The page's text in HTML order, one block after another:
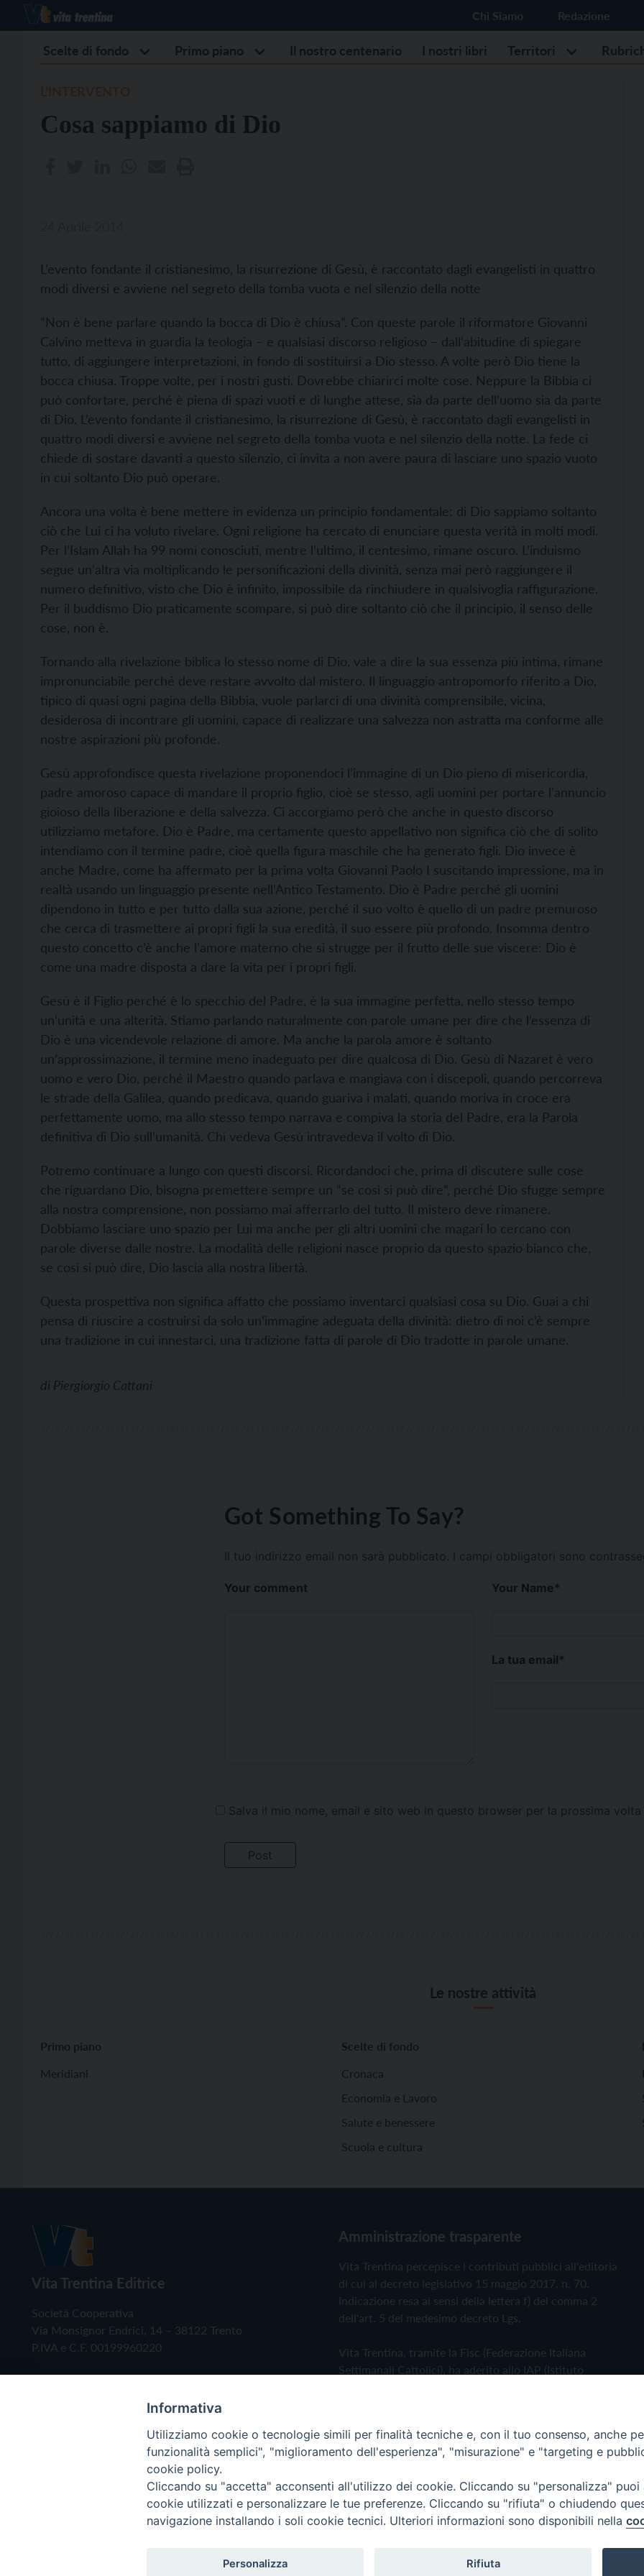
Chi Siamo Redazione
Scelte di fondo Primo piano Il nostro centenario I nostri libri Territori
Cosa sappiamo di Dio
L’evento fondante il cristianesimo, la risurrezione di Gesù, è raccontato dagli evangelisti in quattro
modi diversi e avviene nel segreto della tomba vuota e nel silenzio della notte
“Non è bene parlare quando la bocca di Dio è chiusa”. Con queste parole il riformatore Giovanni
Calvino metteva in guardia la teologia – e qualsiasi discorso religioso – dall’abitudine di spiegare
tutto, di aggiungere interpretazioni, in fondo di sostituirsi a Dio stesso. A volte però Dio tiene la
bocca chiusa. Troppe volte, per i nostri gusti. Dovrebbe chiarirci molte cose. Neppure la Bibbia ci
può confortare, perché è piena di spazi vuoti e di lunghe attese, sia da parte dell’uomo sia da parte
di Dio. L’evento fondante il cristianesimo, la risurrezione di Gesù, è raccontato dagli evangelisti in
quattro modi diversi e avviene nel segreto della tomba vuota e nel silenzio della notte. La fede ci
chiede di sostare davanti a questo silenzio, ci invita a non avere paura di lasciare uno spazio vuoto
in cui soltanto Dio può operare.
Ancora una volta è bene mettere in evidenza un principio fondamentale: di Dio sappiamo soltanto
ciò che Lui ci ha voluto rivelare. Ogni religione ha cercato di enunciare questa verità in molti modi.
Per l’Islam Allah ha 99 nomi conosciuti, mentre l’ultimo, il centesimo, rimane oscuro. L’induismo
segue un’altra via moltiplicando le personificazioni della divinità, senza mai però raggiungere il
numero definitivo, visto che Dio è infinito, impossibile da rinchiudere in qualsivoglia raffigurazione.
Per il buddismo Dio praticamente scompare, si può dire soltanto ciò che il principio, il senso delle
cose, non è.
Tornando alla rivelazione biblica lo stesso nome di Dio, vale a dire la sua essenza più intima, rimane
impronunciabile perché deve restare avvolto dal mistero. Il linguaggio antropomorfo riferito a Dio,
tipico di quasi ogni pagina della Bibbia, vuole parlarci di una divinità comprensibile, vicina,
desiderosa di incontrare gli uomini, capace di realizzare una salvezza non astratta ma conforme alle
nostre aspirazioni più profonde.
Gesù approfondisce questa rivelazione proponendoci l’immagine di un Dio pieno di misericordia,
padre amoroso capace di mandare il proprio figlio, cioè se stesso, agli uomini per portare l’annuncio
gioioso della liberazione e della salvezza. Ci accorgiamo però che anche in questo discorso
utilizziamo metafore. Dio è Padre, ma certamente questo appellativo non significa ciò che di solito
intendiamo con il termine padre, cioè quella figura maschile che ha generato figli. Dio invece è
anche Madre, come ha affermato per la prima volta Giovanni Paolo I suscitando impressione, ma in
realtà usando un linguaggio presente nell’Antico Testamento. Dio è Padre perché gli uomini
dipendono in tutto e per tutto dalla sua azione, perché il suo volto è quello di un padre premuroso
che cerca di trasmettere ai propri figli la sua eredità, il suo essere più profondo. Insomma dentro
questo concetto c’è anche l’amore materno che si strugge per il frutto delle sue viscere: Dio è
come una madre disposta a dare la vita per i propri figli.
Gesù è il Figlio perché è lo specchio del Padre, è la sua immagine perfetta, nello stesso tempo
un’unità e una alterità. Stiamo parlando naturalmente con parole umane per dire che l’essenza di
Dio è una vicendevole relazione di amore. Ma anche la parola amore è soltanto
un’approssimazione, il termine meno inadeguato per dire qualcosa di Dio. Gesù di Nazaret è vero
uomo e vero Dio, perché il Maestro quando parlava e mangiava con i discepoli, quando percorreva
le strade della Galilea, quando predicava, quando guariva i malati, quando moriva in croce era
perfettamente uomo, ma allo stesso tempo narrava e compiva la storia del Padre, era la Parola
definitiva di Dio sull’umanità. Chi vedeva Gesù intravedeva il volto di Dio.
Potremo continuare a lungo con questi discorsi. Ricordandoci che, prima di discutere sulle cose
che riguardano Dio, bisogna premettere sempre un “se così si può dire”, perché Dio sfugge sempre
alla nostra comprensione, non possiamo mai afferrarlo del tutto. Il mistero deve rimanere.
Dobbiamo lasciare uno spazio per Lui ma anche per gli altri uomini che magari lo cercano con
parole diverse dalle nostre. La modalità delle religioni nasce proprio da questo spazio bianco che,
se così si può dire, Dio lascia alla nostra libertà.
Questa prospettiva non significa affatto che possiamo inventarci qualsiasi cosa su Dio. Guai a chi
pensa di riuscire a costruirsi da solo un’immagine adeguata della divinità: dietro di noi c’è sempre
una tradizione in cui innestarci, una tradizione fatta di parole di Dio tradotte in parole umane.
di Piergiorgio Cattani
Got Something To Say?
Il tuo indirizzo email non sarà pubblicato. I campi obbligatori sono
Your comment Your Name*
La tua email*
Salva il mio nome, email e sito web in questo browser per la prossima
Le nostre attività
Primo piano
Meridiani
Scelte di fondo
Cronaca
Economia e Lavoro
Salute e benessere
Scuola e cultura
Vita Trentina Editrice
Società Cooperativa
Via Monsignor Endrici, 14 – 38122 Trento
P.IVA e C.F. 00199960220
Amministrazione trasparente
Vita Trentina percepisce i contributi pubblici all'editoria
di cui al decreto legislativo 15 maggio 2017, n. 70.
Indicazione resa ai sensi della lettera f) del comma 2
dell'art. 5 del medesimo decreto Lgs.
Vita Trentina, tramite la Fisc (Federazione Italiana
Settimanali Cattolici), ha aderito allo IAP (Istituto
Privacy Policy Cookie Policy
Copyright © 2019 - Tutti i diritti riservati - Vita Trentina Editrice
Informativa
Utilizziamo cookie o tecnologie simili per finalità tecniche e, con il tuo consenso, anche
funzionalità semplici", "miglioramento dell'esperienza", "misurazione" e "targeting e
cookie policy.
Cliccando su "accetta" acconsenti all'utilizzo dei cookie. Cliccando su "personalizza"
cookie utilizzati e personalizzare le tue preferenze. Cliccando su "rifiuta" o chiudendo
navigazione installando i soli cookie tecnici. Ulteriori informazioni sono disponibili nella
Personalizza Rifiuta